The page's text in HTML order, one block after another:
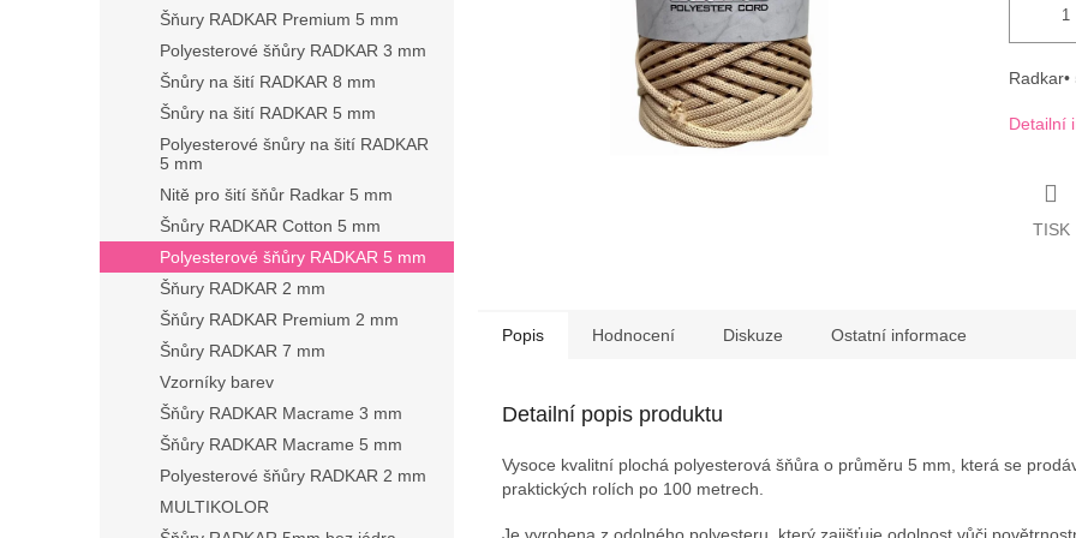
Šňury RADKAR Premium 5 mm
Polyesterové šňůry RADKAR 3 mm
Šnůry na šití RADKAR 8 mm
Šnůry na šití RADKAR 5 mm
Polyesterové šnůry na šití RADKAR
5 mm
Nitě pro šití šňůr Radkar 5 mm
Šnůry RADKAR Cotton 5 mm
Polyesterové šňůry RADKAR 5 mm
Šňury RADKAR 2 mm
Šňůry RADKAR Premium 2 mm
Šnůry RADKAR 7 mm
Vzorníky barev
Šňůry RADKAR Macrame 3 mm
Šňůry RADKAR Macrame 5 mm
Polyesterové šňůry RADKAR 2 mm
MULTIKOLOR
Detailní
TISK
Popis Hodnocení Diskuze Ostatní informace
Detailní popis produktu
Vysoce kvalitní plochá polyesterová šňůra o průměru 5 mm, která se
praktických rolích po 100 metrech.